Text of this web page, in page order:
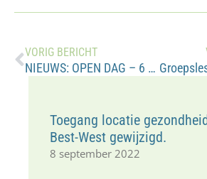
VORIG BERICHT
NIEUWS: OPEN DAG – 6 OKTOBER.
Toegang locatie
Best-West gewijzigd.
8 september 2022